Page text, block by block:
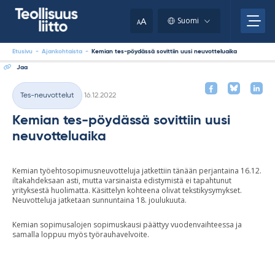
AA Suomi
Etusivu - Ajankohtaista - Kemian tes-pöydässä sovittiin uusi neuvotteluaika
Jaa
Kategoriat
Tes-neuvottelut
16.12.2022
Kemian tes-pöydässä sovittiin uusi
neuvotteluaika
Kemian työehtosopimusneuvotteluja jatkettiin tänään perjantaina 16.12.
iltakahdeksaan asti, mutta varsinaista edistymistä ei tapahtunut
yrityksestä huolimatta. Käsittelyn kohteena olivat tekstikysymykset.
Neuvotteluja jatketaan sunnuntaina 18. joulukuuta.
Kemian sopimusalojen sopimuskausi päättyy vuodenvaihteessa ja
samalla loppuu myös työrauhavelvoite.
clipboard.)